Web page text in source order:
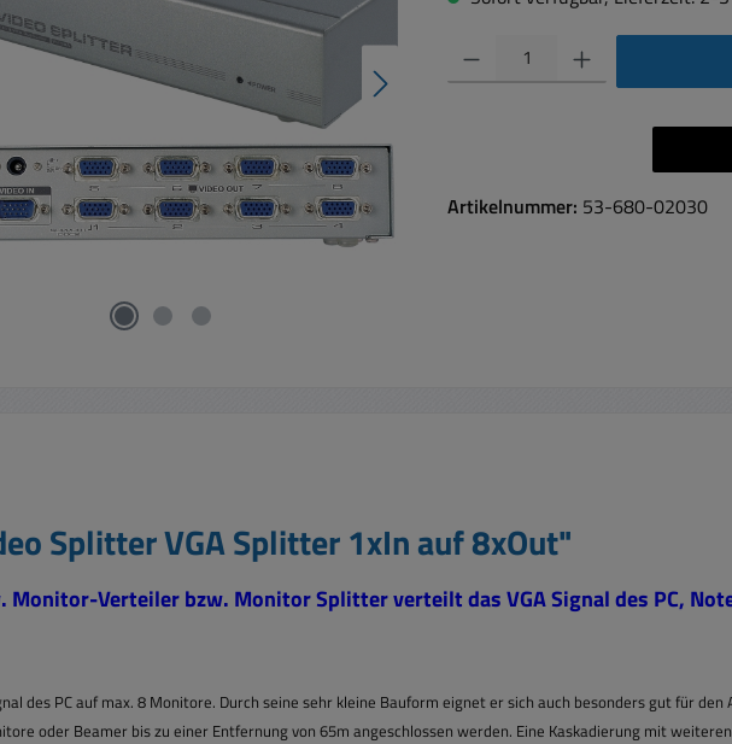
Produkt Anzahl: Gib den gewünschten
Artikelnummer: 53-680-02030
Splitter VGA Splitter 1xIn auf 8xOut"
Verteiler bzw. Monitor Splitter verteilt das VGA Signal des PC,
des PC auf max. 8 Monitore. Durch seine sehr kleine Bauform eignet er sich auch besonders gut für den
oder Beamer bis zu einer Entfernung von 65m angeschlossen werden. Eine Kaskadierung mit